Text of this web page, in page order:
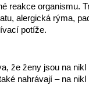
reakce organismu.
alergická rýma,
potíže.
že ženy jsou na nikl
nahrávají – na nikl